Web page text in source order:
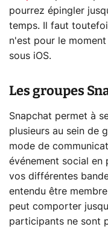
pourrez épingler
temps. Il faut
n'est pour le
sous iOS.
Les groupes
Snapchat permet à
plusieurs au sein de
mode de
événement social en
vos différentes
entendu être
peut comporter
participants ne sont